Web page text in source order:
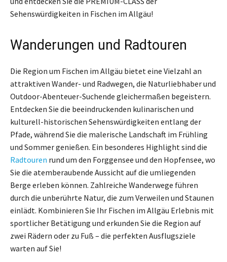
Sehenswürdigkeiten in Fischen im Allgäu!
Wanderungen und Radtouren
Die Region um Fischen im Allgäu bietet eine Vielzahl an
attraktiven Wander- und Radwegen, die Naturliebhaber und
Outdoor-Abenteuer-Suchende gleichermaßen begeistern.
Entdecken Sie die beeindruckenden kulinarischen und
kulturell-historischen Sehenswürdigkeiten entlang der
Pfade, während Sie die malerische Landschaft im Frühling
und Sommer genießen. Ein besonderes Highlight sind die
Radtouren rund um den Forggensee und den Hopfensee, wo
Sie die atemberaubende Aussicht auf die umliegenden
Berge erleben können. Zahlreiche Wanderwege führen
durch die unberührte Natur, die zum Verweilen und Staunen
einlädt. Kombinieren Sie Ihr Fischen im Allgäu Erlebnis mit
sportlicher Betätigung und erkunden Sie die Region auf
zwei Rädern oder zu Fuß – die perfekten Ausflugsziele
warten auf Sie!